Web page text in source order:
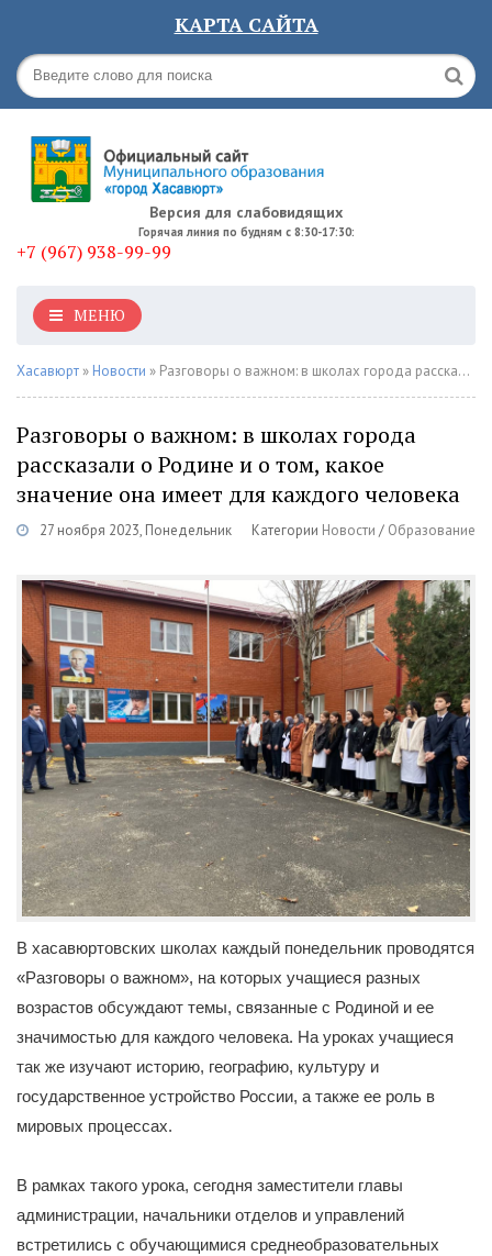
КАРТА САЙТА
Версия для слабовидящих
Горячая линия по будням с 8:30-17:30:
+7 (967) 938-99-99
МЕНЮ
Хасавюрт » Новости » Разговоры о важном: в школах города рассказали о Родине и о том, какое значение она имеет для каждого человека
Разговоры о важном: в школах города
рассказали о Родине и о том, какое
значение она имеет для каждого человека
27 ноября 2023, Понедельник Категории Новости / Образование
В хасавюртовских школах каждый понедельник проводятся
«Разговоры о важном», на которых учащиеся разных
возрастов обсуждают темы, связанные с Родиной и ее
значимостью для каждого человека. На уроках учащиеся
так же изучают историю, географию, культуру и
государственное устройство России, а также ее роль в
мировых процессах.
В рамках такого урока, сегодня заместители главы
администрации, начальники отделов и управлений
встретились с обучающимися среднеобразовательных